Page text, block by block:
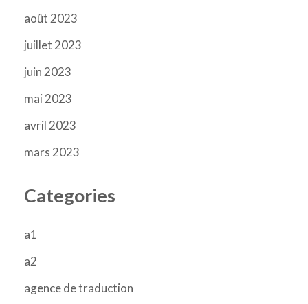
août 2023
juillet 2023
juin 2023
mai 2023
avril 2023
mars 2023
Categories
a1
a2
agence de traduction